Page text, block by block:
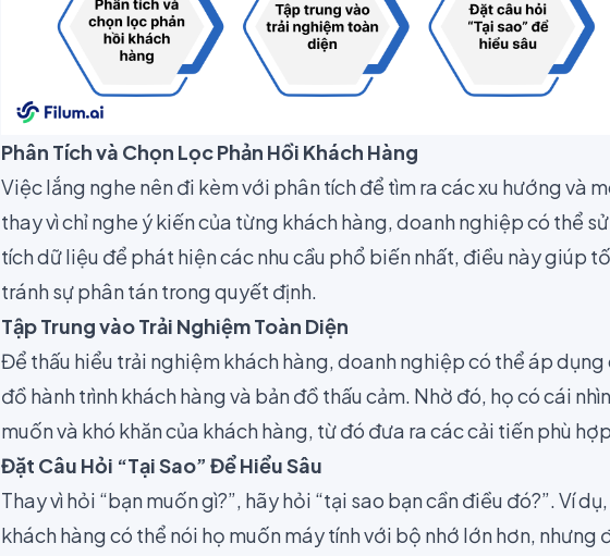
Phân Tích và Chọn Lọc Phản Hồi Khách Hàng
Việc lắng nghe nên đi kèm với phân tích để tìm ra các xu hướng và
thay vì chỉ nghe ý kiến của từng khách hàng, doanh nghiệp có thể
tích dữ liệu để phát hiện các nhu cầu phổ biến nhất, điều này giúp
tránh sự phân tán trong quyết định.
Tập Trung vào Trải Nghiệm Toàn Diện
Để thấu hiểu trải nghiệm khách hàng, doanh nghiệp có thể áp dụng
đồ hành trình khách hàng và bản đồ thấu cảm. Nhờ đó, họ có cái
muốn và khó khăn của khách hàng, từ đó đưa ra các cải tiến phù
Đặt Câu Hỏi “Tại Sao” Để Hiểu Sâu
Thay vì hỏi “bạn muốn gì?”, hãy hỏi “tại sao bạn cần điều đó?”. Ví
khách hàng có thể nói họ muốn máy tính với bộ nhớ lớn hơn, nhưng